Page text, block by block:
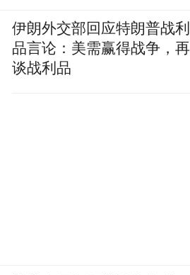
伊朗外交部回应特朗普战利
品言论：美需赢得战争，再
谈战利品